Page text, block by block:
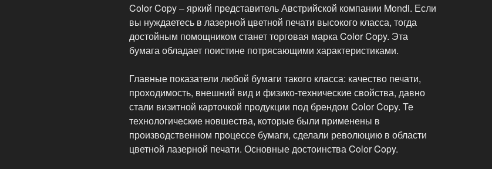
Color Copy – яркий представитель Австрийской компании Mondi. Если
вы нуждаетесь в лазерной цветной печати высокого класса, тогда
достойным помощником станет торговая марка Color Copy. Эта
бумага обладает поистине потрясающими характеристиками.
Главные показатели любой бумаги такого класса: качество печати,
проходимость, внешний вид и физико-технические свойства, давно
стали визитной карточкой продукции под брендом Color Copy. Те
технологические новшества, которые были применены в
производственном процессе бумаги, сделали революцию в области
цветной лазерной печати. Основные достоинства Color Copy.